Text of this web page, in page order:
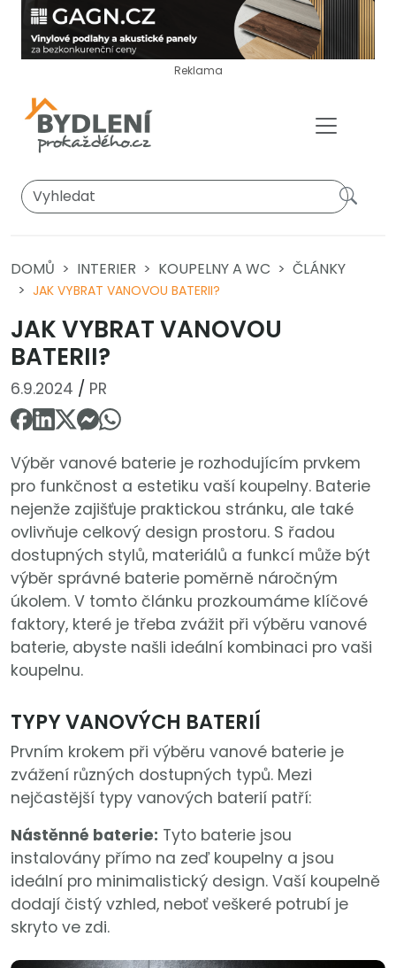
Reklama
DOMŮ INTERIER KOUPELNY A WC ČLÁNKY
JAK VYBRAT VANOVOU BATERII?
JAK VYBRAT VANOVOU
BATERII?
6.9.2024 / PR
Výběr vanové baterie je rozhodujícím prvkem
pro funkčnost a estetiku vaší koupelny. Baterie
nejenže zajišťuje praktickou stránku, ale také
ovlivňuje celkový design prostoru. S řadou
dostupných stylů, materiálů a funkcí může být
výběr správné baterie poměrně náročným
úkolem. V tomto článku prozkoumáme klíčové
faktory, které je třeba zvážit při výběru vanové
baterie, abyste našli ideální kombinaci pro vaši
koupelnu.
TYPY VANOVÝCH BATERIÍ
Prvním krokem při výběru vanové baterie je
zvážení různých dostupných typů. Mezi
nejčastější typy vanových baterií patří:
Nástěnné baterie: Tyto baterie jsou
instalovány přímo na zeď koupelny a jsou
ideální pro minimalistický design. Vaší koupelně
dodají čistý vzhled, neboť veškeré potrubí je
skryto ve zdi.